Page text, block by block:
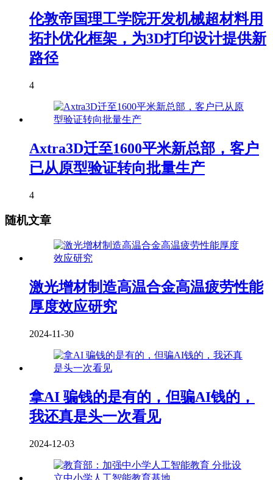
伦敦帝国理工学院开发机械超材料用
拓扑优化框架，为3D打印设计提供新
路径
4
Axtra3D迁至1600平米新总部，客户
已从原型验证转向批量生产
4
随机文章
激光增材制造高温合金高温疲劳性能
厚度效应研究
2024-11-30
拿AI 骗钱的是有的，但骗AI钱的，
我还真是头一次看见
2024-12-03